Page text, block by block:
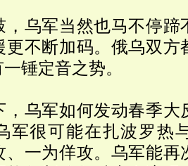
，乌军当然也马不停蹄
更不断加码。俄乌双方
锤定音之势。
，乌军如何发动春季大
军很可能在扎波罗热
、一为佯攻。乌军能再